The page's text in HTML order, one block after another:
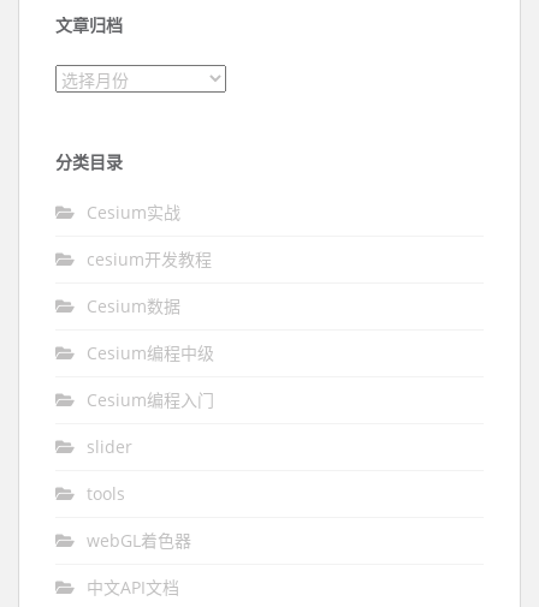
文章归档
文章归档
分类目录
Cesium实战
cesium开发教程
Cesium数据
Cesium编程中级
Cesium编程入门
slider
tools
webGL着色器
中文API文档